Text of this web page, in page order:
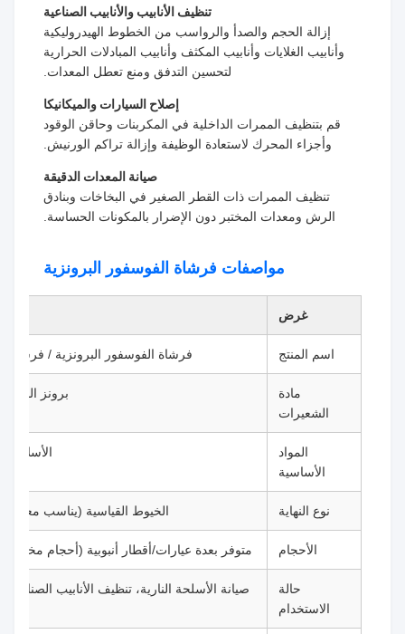
تنظيف الأنابيب والأنابيب الصناعية
إزالة الحجم والصدأ والرواسب من الخطوط الهيدروليكية
وأنابيب الغلايات وأنابيب المكثف وأنابيب المبادلات الحرارية
لتحسين التدفق ومنع تعطل المعدات.
إصلاح السيارات والميكانيكا
قم بتنظيف الممرات الداخلية في المكربنات وحاقن الوقود
وأجزاء المحرك لاستعادة الوظيفة وإزالة تراكم الورنيش.
صيانة المعدات الدقيقة
تنظيف الممرات ذات القطر الصغير في البخاخات وبنادق
الرش ومعدات المختبر دون الإضرار بالمكونات الحساسة.
مواصفات فرشاة الفوسفور البرونزية
غرض
اسم المنتج فرشاة الفوسفور البرونزية /
مادة
الشعيرات
برونز
المواد
الأساسية
الأسلاك
نوع النهاية الخيوط القياسية (يناسب معظم
الأحجام متوفر بعدة عيارات/أقطار أنبوبية (أحجام
حالة
الاستخدام
صيانة الأسلحة النارية، تنظيف الأنابيب